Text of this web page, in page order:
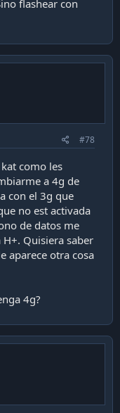
flashear con
#78
como les
a 4g de
con el 3g que
no est activada
de datos me
H+. Quisiera saber
aparece otra cosa
4g?